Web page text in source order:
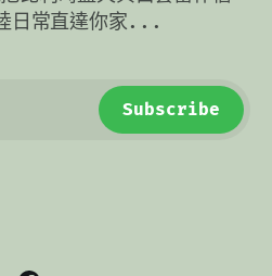
日常直達你家...
Subscribe